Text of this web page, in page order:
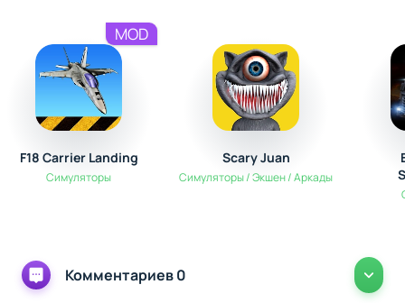
F18 Carrier Landing
Симуляторы
MOD
Scary Juan
Симуляторы / Экшен / Аркады
Комментариев 0